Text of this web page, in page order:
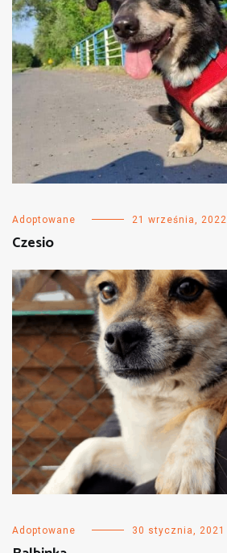
Adoptowane 21 września, 2022
Czesio
Adoptowane 30 stycznia, 2021